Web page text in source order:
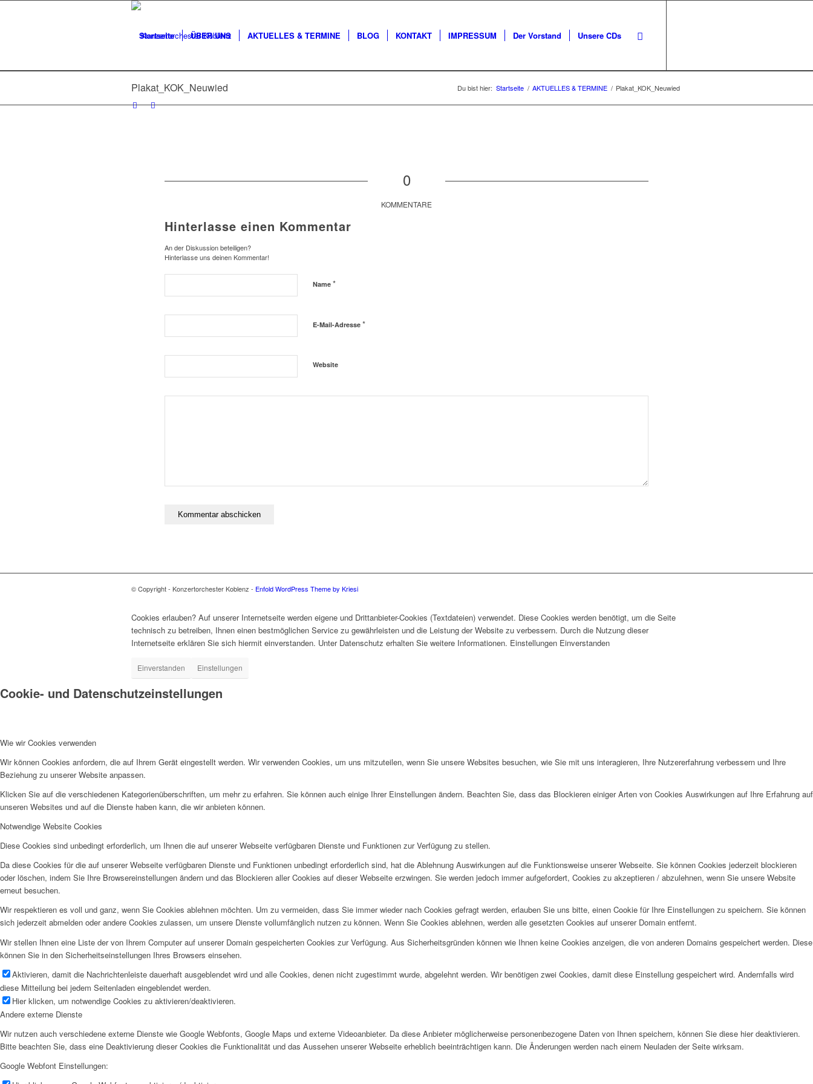
Startseite ÜBER UNS AKTUELLES & TERMINE BLOG KONTAKT IMPRESSUM Der Vorstand Unsere CDs
Plakat_KOK_Neuwied Du bist hier: Startseite / AKTUELLES & TERMINE / Plakat_KOK_Neuwied
0
KOMMENTARE
Hinterlasse einen Kommentar
An der Diskussion beteiligen?
Hinterlasse uns deinen Kommentar!
Name *
E-Mail-Adresse *
Website
© Copyright - Konzertorchester Koblenz - Enfold WordPress Theme by Kriesi
Cookies erlauben? Auf unserer Internetseite werden eigene und Drittanbieter-Cookies (Textdateien) verwendet. Diese Cookies werden benötigt, um die Seite
technisch zu betreiben, Ihnen einen bestmöglichen Service zu gewährleisten und die Leistung der Website zu verbessern. Durch die Nutzung dieser
Internetseite erklären Sie sich hiermit einverstanden. Unter Datenschutz erhalten Sie weitere Informationen. Einstellungen Einverstanden
Einverstanden Einstellungen
Cookie- und Datenschutzeinstellungen
Wie wir Cookies verwenden
Wir können Cookies anfordern, die auf Ihrem Gerät eingestellt werden. Wir verwenden Cookies, um uns mitzuteilen, wenn Sie unsere Websites besuchen, wie Sie mit uns interagieren, Ihre Nutzererfahrung verbessern und Ihre
Beziehung zu unserer Website anpassen.
Klicken Sie auf die verschiedenen Kategorienüberschriften, um mehr zu erfahren. Sie können auch einige Ihrer Einstellungen ändern. Beachten Sie, dass das Blockieren einiger Arten von Cookies Auswirkungen auf Ihre Erfahrung auf
unseren Websites und auf die Dienste haben kann, die wir anbieten können.
Notwendige Website Cookies
Diese Cookies sind unbedingt erforderlich, um Ihnen die auf unserer Webseite verfügbaren Dienste und Funktionen zur Verfügung zu stellen.
Da diese Cookies für die auf unserer Webseite verfügbaren Dienste und Funktionen unbedingt erforderlich sind, hat die Ablehnung Auswirkungen auf die Funktionsweise unserer Webseite. Sie können Cookies jederzeit blockieren
oder löschen, indem Sie Ihre Browsereinstellungen ändern und das Blockieren aller Cookies auf dieser Webseite erzwingen. Sie werden jedoch immer aufgefordert, Cookies zu akzeptieren / abzulehnen, wenn Sie unsere Website
erneut besuchen.
Wir respektieren es voll und ganz, wenn Sie Cookies ablehnen möchten. Um zu vermeiden, dass Sie immer wieder nach Cookies gefragt werden, erlauben Sie uns bitte, einen Cookie für Ihre Einstellungen zu speichern. Sie können
sich jederzeit abmelden oder andere Cookies zulassen, um unsere Dienste vollumfänglich nutzen zu können. Wenn Sie Cookies ablehnen, werden alle gesetzten Cookies auf unserer Domain entfernt.
Wir stellen Ihnen eine Liste der von Ihrem Computer auf unserer Domain gespeicherten Cookies zur Verfügung. Aus Sicherheitsgründen können wie Ihnen keine Cookies anzeigen, die von anderen Domains gespeichert werden. Diese
können Sie in den Sicherheitseinstellungen Ihres Browsers einsehen.
Aktivieren, damit die Nachrichtenleiste dauerhaft ausgeblendet wird und alle Cookies, denen nicht zugestimmt wurde, abgelehnt werden. Wir benötigen zwei Cookies, damit diese Einstellung gespeichert wird. Andernfalls wird
diese Mitteilung bei jedem Seitenladen eingeblendet werden.
Hier klicken, um notwendige Cookies zu aktivieren/deaktivieren.
Andere externe Dienste
Wir nutzen auch verschiedene externe Dienste wie Google Webfonts, Google Maps und externe Videoanbieter. Da diese Anbieter möglicherweise personenbezogene Daten von Ihnen speichern, können Sie diese hier deaktivieren.
Bitte beachten Sie, dass eine Deaktivierung dieser Cookies die Funktionalität und das Aussehen unserer Webseite erheblich beeinträchtigen kann. Die Änderungen werden nach einem Neuladen der Seite wirksam.
Google Webfont Einstellungen: